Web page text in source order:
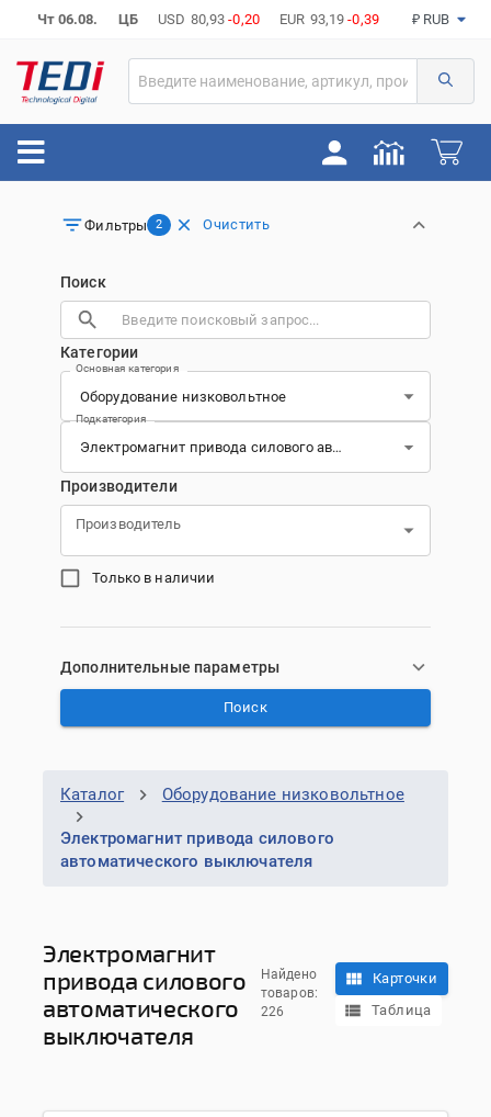
Чт 06.08. ЦБ USD 80,93 -0,20 EUR 93,19 -0,39 ₽ RUB
Фильтры 2 Очистить
Поиск
Категории
Основная категория
Подкатегория
Производители
Производитель
Только в наличии
Дополнительные параметры
Поиск
Каталог Оборудование низковольтное
Электромагнит привода силового
автоматического выключателя
Электромагнит
привода силового
автоматического
выключателя
Найдено
товаров:
226
Карточки
Таблица